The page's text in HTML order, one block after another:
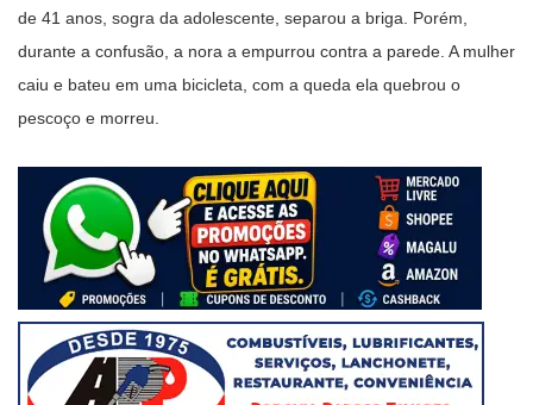
de 41 anos, sogra da adolescente, separou a briga. Porém,
durante a confusão, a nora a empurrou contra a parede. A mulher
caiu e bateu em uma bicicleta, com a queda ela quebrou o
pescoço e morreu.